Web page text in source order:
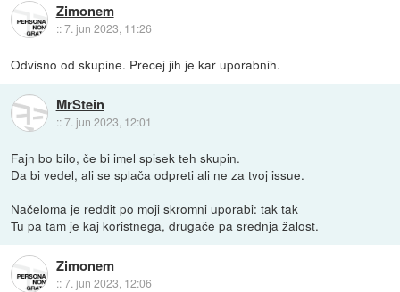
Zimonem
::7. jun 2023, 11:26
Odvisno od skupine. Precej jih je kar uporabnih.
MrStein
::7. jun 2023, 12:01
Fajn bo bilo, če bi imel spisek teh skupin.
Da bi vedel, ali se splača odpreti ali ne za tvoj issue.
Načeloma je reddit po moji skromni uporabi: tak tak
Tu pa tam je kaj koristnega, drugače pa srednja žalost.
Zimonem
::7. jun 2023, 12:06